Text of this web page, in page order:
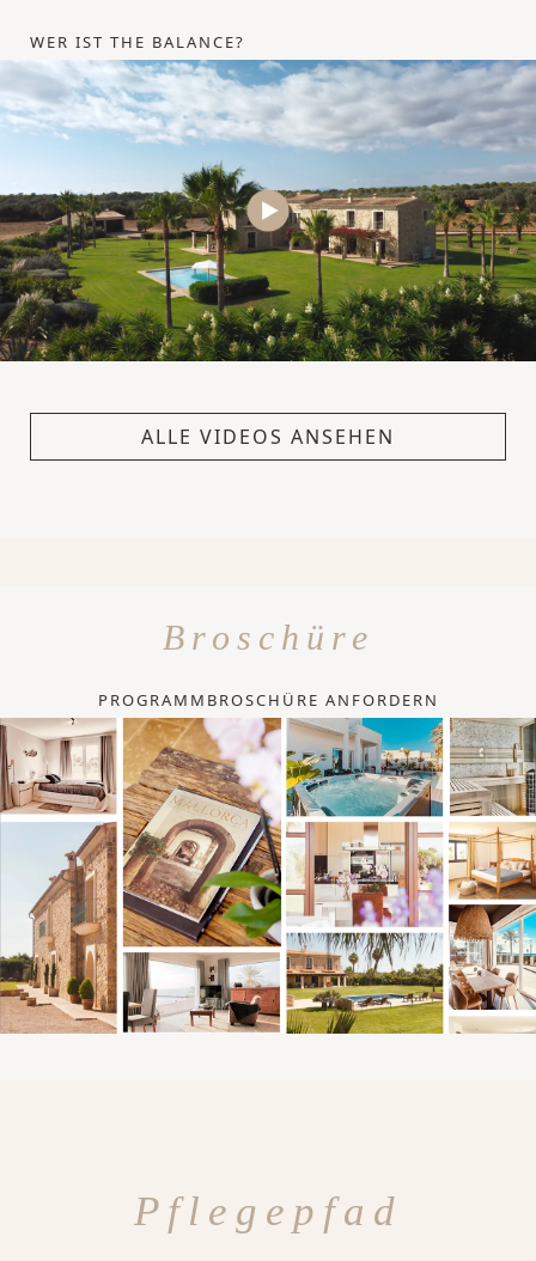
WER IST THE BALANCE?
ALLE VIDEOS ANSEHEN
Broschüre
PROGRAMMBROSCHÜRE ANFORDERN
Pflegepfad